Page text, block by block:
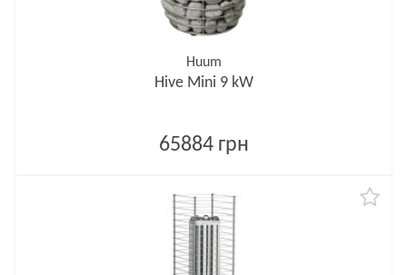
Huum
Hive Mini 9 kW
65884 грн